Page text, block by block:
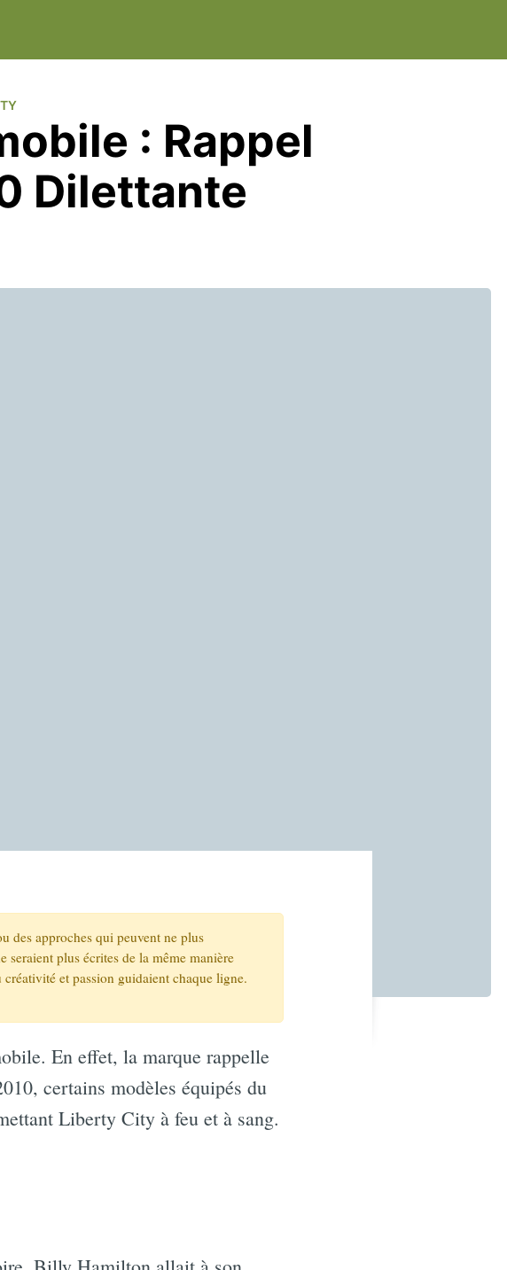
: Rappel
Dilettante
des approches qui peuvent ne plus
seraient plus écrites de la même manière
et passion guidaient chaque ligne.
En effet, la marque rappelle
certains modèles équipés du
Liberty City à feu et à sang.